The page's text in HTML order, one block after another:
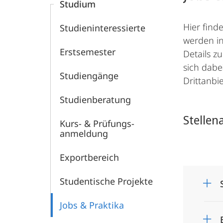
Studium
Studien­interessierte
Erstsemester
Studiengänge
Studienberatung
Kurs- & Prü­fungs­
anmeldung
Exportbereich
Studentische Projekte
Jobs & Praktika
Hier
werden
Details
sich